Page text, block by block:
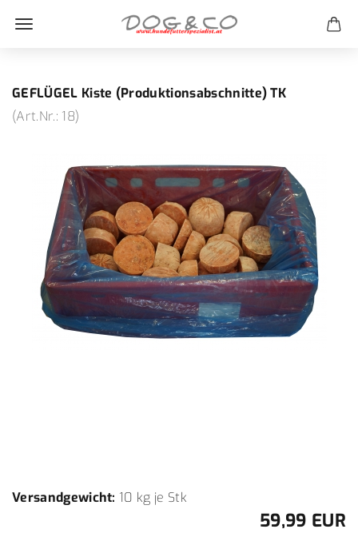
GEFLÜGEL Kiste (Produktionsabschnitte) TK
(Art.Nr.: 18)
Versandgewicht: 10 kg je Stk
59,99 EUR